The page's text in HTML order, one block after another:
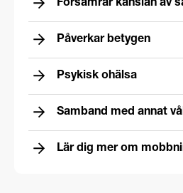
Försämrar känslan av
Påverkar betygen
Psykisk ohälsa
Samband med annat
Lär dig mer om